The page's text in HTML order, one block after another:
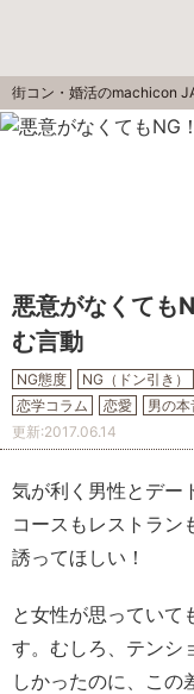
街コン・婚活のmachicon
悪意がなくても
む言動
NG態度 NG（ドン引き）
恋学コラム
恋愛 男の本
更新:2017.06.14
気が利く男性とデー
コースもレストラン
誘ってほしい！
と女性が思っていて
す。むしろ、テンシ
しかったのに、この